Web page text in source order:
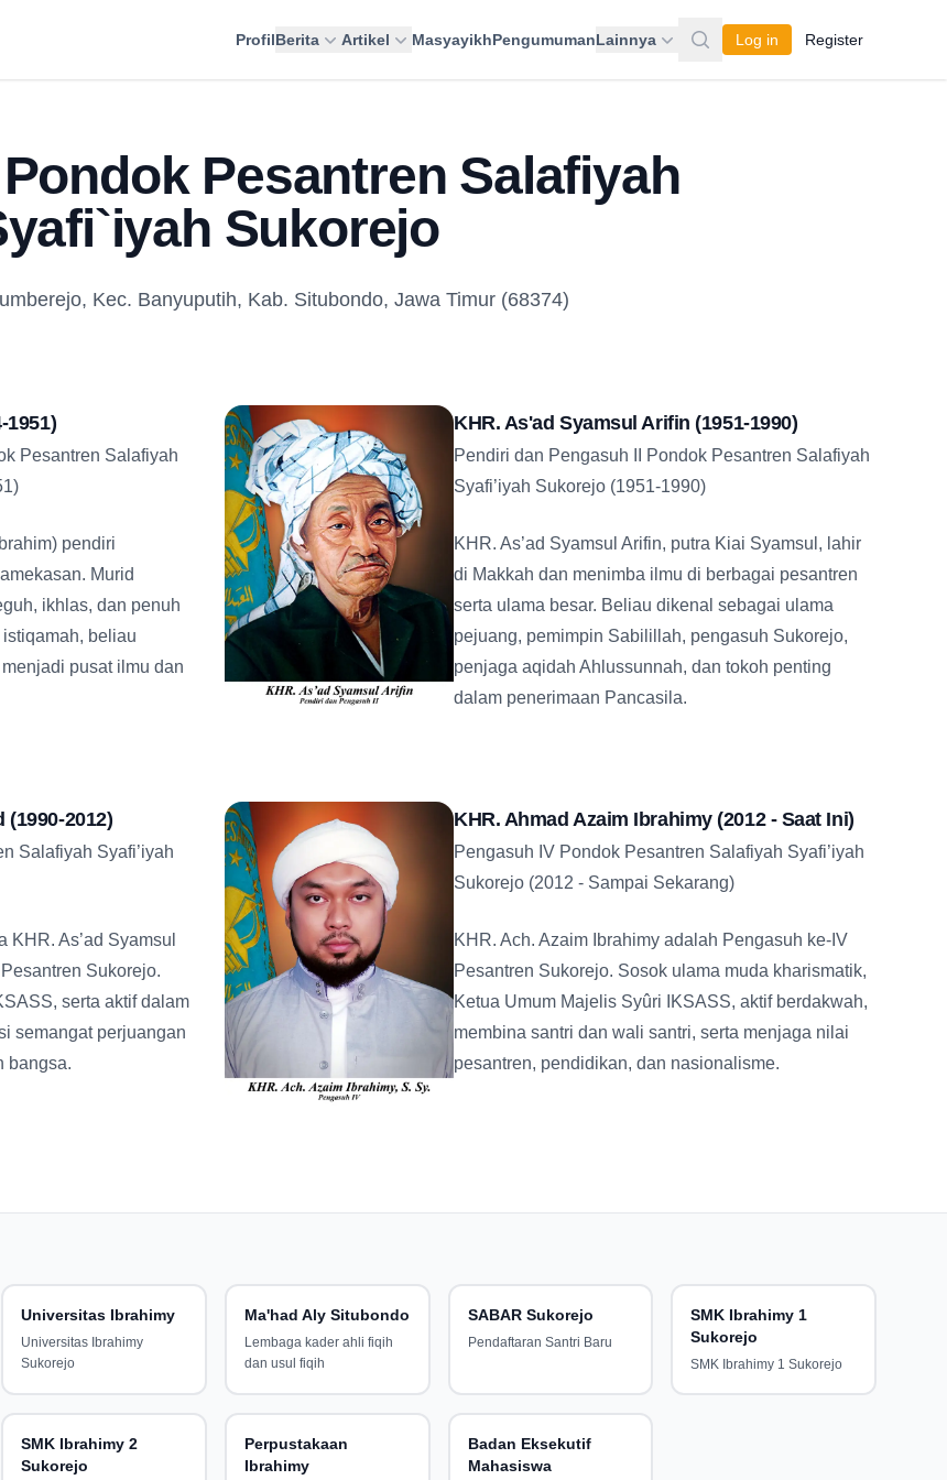
ProfilBerita Artikel MasyayikhPengumumanLainnya Log in Register
Pesantren Salafiyah
Sukorejo
Kec. Banyuputih, Kab. Situbondo, Jawa Timur (68374)
1951)
Pesantren Salafiyah
pendiri
Murid
ikhlas, dan penuh
beliau
pusat ilmu dan
KHR. As'ad Syamsul Arifin (1951-1990)
Pendiri dan Pengasuh II Pondok Pesantren Salafiyah
Syafi’iyah Sukorejo (1951-1990)
KHR. As’ad Syamsul Arifin, putra Kiai Syamsul, lahir
di Makkah dan menimba ilmu di berbagai pesantren
serta ulama besar. Beliau dikenal sebagai ulama
pejuang, pemimpin Sabilillah, pengasuh Sukorejo,
penjaga aqidah Ahlussunnah, dan tokoh penting
dalam penerimaan Pancasila.
(1990-2012)
Salafiyah Syafi’iyah
KHR. As’ad Syamsul
Sukorejo.
serta aktif dalam
semangat perjuangan
bangsa.
KHR. Ahmad Azaim Ibrahimy (2012 - Saat Ini)
Pengasuh IV Pondok Pesantren Salafiyah Syafi’iyah
Sukorejo (2012 - Sampai Sekarang)
KHR. Ach. Azaim Ibrahimy adalah Pengasuh ke-IV
Pesantren Sukorejo. Sosok ulama muda kharismatik,
Ketua Umum Majelis Syûri IKSASS, aktif berdakwah,
membina santri dan wali santri, serta menjaga nilai
pesantren, pendidikan, dan nasionalisme.
Universitas Ibrahimy
Universitas Ibrahimy
Sukorejo
Ma'had Aly Situbondo
Lembaga kader ahli fiqih
dan usul fiqih
SABAR Sukorejo
Pendaftaran Santri Baru
SMK Ibrahimy 1
Sukorejo
SMK Ibrahimy 1 Sukorejo
SMK Ibrahimy 2
Sukorejo
Perpustakaan
Ibrahimy
Badan Eksekutif
Mahasiswa